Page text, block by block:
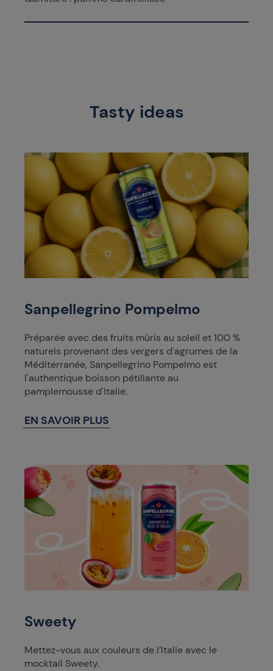
Tasty ideas
Sanpellegrino Pompelmo
Préparée avec des fruits mûris au soleil et 100 %
naturels provenant des vergers d'agrumes de la
Méditerranée, Sanpellegrino Pompelmo est
l'authentique boisson pétillante au
pamplemousse d'Italie.
EN SAVOIR PLUS
Sweety
Mettez-vous aux couleurs de l’Italie avec le
mocktail Sweety.